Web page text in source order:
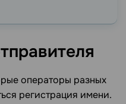
операторы разных
регистрация имени.